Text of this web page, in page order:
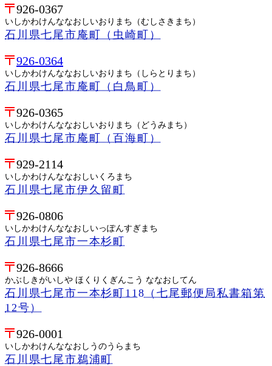
926-0367
いしかわけんななおしいおりまち（むしさきまち）
石川県七尾市庵町（虫崎町）
926-0364
いしかわけんななおしいおりまち（しらとりまち）
石川県七尾市庵町（白鳥町）
926-0365
いしかわけんななおしいおりまち（どうみまち）
石川県七尾市庵町（百海町）
929-2114
いしかわけんななおしいくろまち
石川県七尾市伊久留町
926-0806
いしかわけんななおしいっぽんすぎまち
石川県七尾市一本杉町
926-8666
かぶしきがいしや ほくりくぎんこう ななおしてん
石川県七尾市一本杉町118（七尾郵便局私書箱第
12号）
926-0001
いしかわけんななおしうのうらまち
石川県七尾市鵜浦町